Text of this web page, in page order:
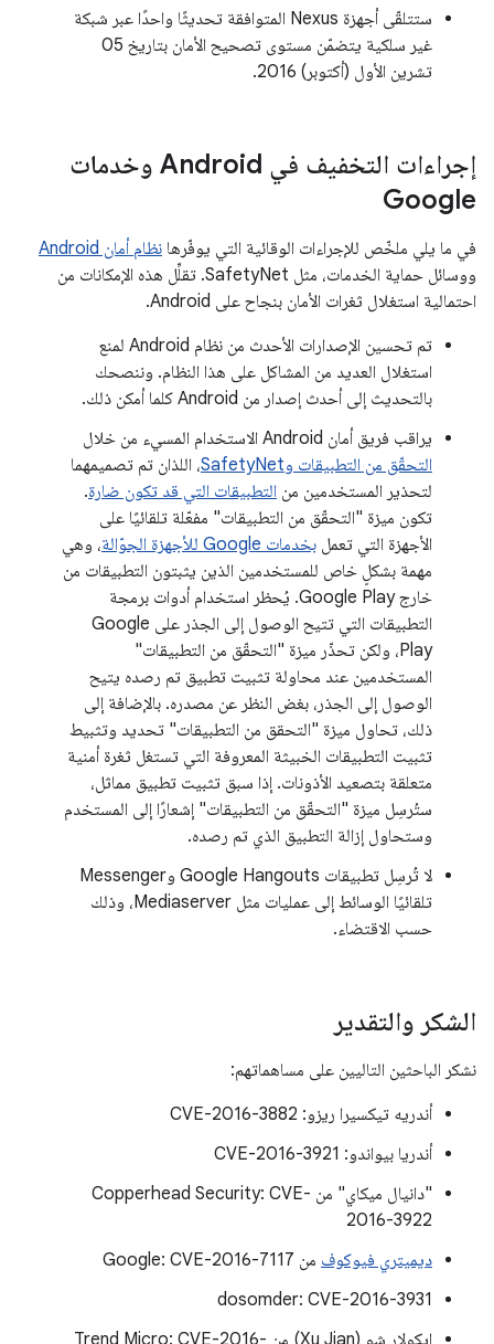
ستتلقّى أجهزة Nexus المتوافقة تحديثًا واحدًا عبر شبكة
غير سلكية يتضمّن مستوى تصحيح الأمان بتاريخ 05
تشرين الأول (أكتوبر) 2016.
إجراءات التخفيف في Android وخدمات
Google
في ما يلي ملخّص للإجراءات الوقائية التي يوفّرها نظام أمان Android
ووسائل حماية الخدمات، مثل SafetyNet. تقلِّل هذه الإمكانات من
احتمالية استغلال ثغرات الأمان بنجاح على Android.
تم تحسين الإصدارات الأحدث من نظام Android لمنع
استغلال العديد من المشاكل على هذا النظام. وننصحك
بالتحديث إلى أحدث إصدار من Android كلما أمكن ذلك.
يراقب فريق أمان Android الاستخدام المسيء من خلال
التحقّق من التطبيقات وSafetyNet
، اللذان تم تصميمهما
لتحذير المستخدمين من التطبيقات التي قد تكون ضارة.
تكون ميزة "التحقّق من التطبيقات" مفعّلة تلقائيًا على
الأجهزة التي تعمل بخدمات Google للأجهزة الجوّالة
، وهي
مهمة بشكلٍ خاص للمستخدمين الذين يثبتون التطبيقات من
خارج Google Play. يُحظر استخدام أدوات برمجة
التطبيقات التي تتيح الوصول إلى الجذر على Google
Play، ولكن تحذّر ميزة "التحقّق من التطبيقات"
المستخدمين عند محاولة تثبيت تطبيق تم رصده يتيح
الوصول إلى الجذر، بغض النظر عن مصدره. بالإضافة إلى
ذلك، تحاول ميزة "التحقق من التطبيقات" تحديد وتثبيط
تثبيت التطبيقات الخبيثة المعروفة التي تستغل ثغرة أمنية
متعلقة بتصعيد الأذونات. إذا سبق تثبيت تطبيق مماثل،
ستُرسِل ميزة "التحقّق من التطبيقات" إشعارًا إلى المستخدم
وستحاول إزالة التطبيق الذي تم رصده.
لا تُرسِل تطبيقات Google Hangouts وMessenger
تلقائيًا الوسائط إلى عمليات مثل Mediaserver، وذلك
حسب الاقتضاء.
الشكر والتقدير
نشكر الباحثين التاليين على مساهماتهم:
أندريه تيكسيرا ريزو: CVE-2016-3882
أندريا بيواندو: CVE-2016-3921
"دانيال ميكاي" من Copperhead Security: CVE-
2016-3922
ديميتري فيوكوف من Google: CVE-2016-7117
dosomder: CVE-2016-3931
إيكولار شو (Xu Jian) من Trend Micro: CVE-2016-